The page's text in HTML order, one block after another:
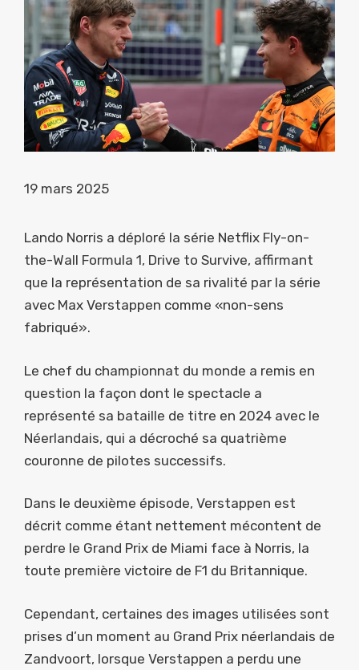
19 mars 2025
Lando Norris a déploré la série Netflix Fly-on-
the-Wall Formula 1, Drive to Survive, affirmant
que la représentation de sa rivalité par la série
avec Max Verstappen comme «non-sens
fabriqué».
Le chef du championnat du monde a remis en
question la façon dont le spectacle a
représenté sa bataille de titre en 2024 avec le
Néerlandais, qui a décroché sa quatrième
couronne de pilotes successifs.
Dans le deuxième épisode, Verstappen est
décrit comme étant nettement mécontent de
perdre le Grand Prix de Miami face à Norris, la
toute première victoire de F1 du Britannique.
Cependant, certaines des images utilisées sont
prises d’un moment au Grand Prix néerlandais de
Zandvoort, lorsque Verstappen a perdu une